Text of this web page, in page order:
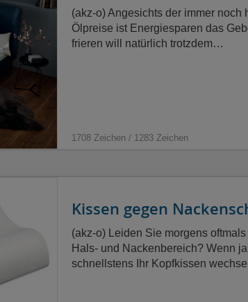
(akz-o) Angesichts der immer noch
Ölpreise ist Energiesparen das
frieren will natürlich trotzdem…
1708 Zeichen / 1283 Zeichen
Kissen gegen
(akz-o) Leiden Sie morgens
Hals- und Nackenbereich? Wenn
schnellstens Ihr Kopfkissen